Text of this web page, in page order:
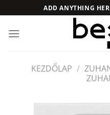
to
content
ADD ANYTHING
KEZDŐLAP /